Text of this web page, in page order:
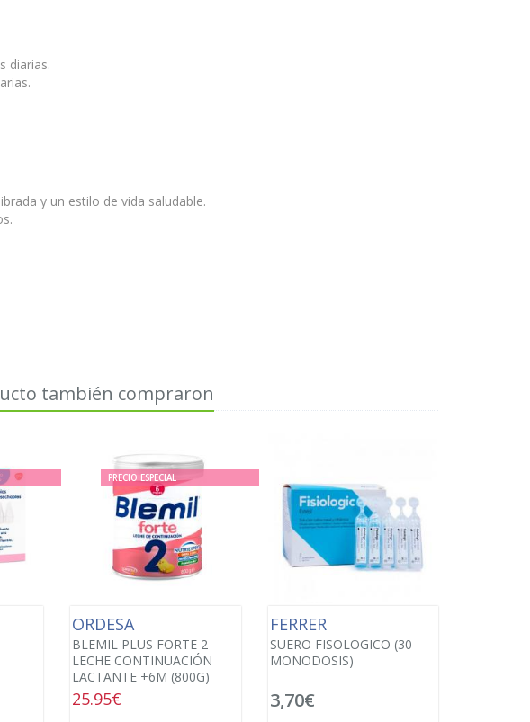
diarias.
y un estilo de vida saludable.
también compraron
PRECIO ESPECIAL
ORDESA
BLEMIL PLUS FORTE 2
LECHE CONTINUACIÓN
LACTANTE +6M (800G)
25.95€
FERRER
SUERO FISOLOGICO (30
MONODOSIS)
3,70€